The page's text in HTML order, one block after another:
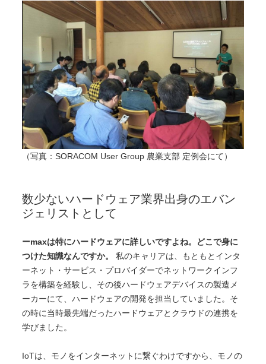
（写真：SORACOM User Group 農業支部 定例会にて）
数少ないハードウェア業界出身のエバン
ジェリストとして
ーmaxは特にハードウェアに詳しいですよね。どこで身に
つけた知識なんですか。
私のキャリアは、もともとインタ
ーネット・サービス・プロバイダーでネットワークインフ
ラを構築を経験し、その後ハードウェアデバイスの製造メ
ーカーにて、ハードウェアの開発を担当していました。そ
の時に当時最先端だったハードウェアとクラウドの連携を
学びました。
IoTは、モノをインターネットに繋ぐわけですから、モノの